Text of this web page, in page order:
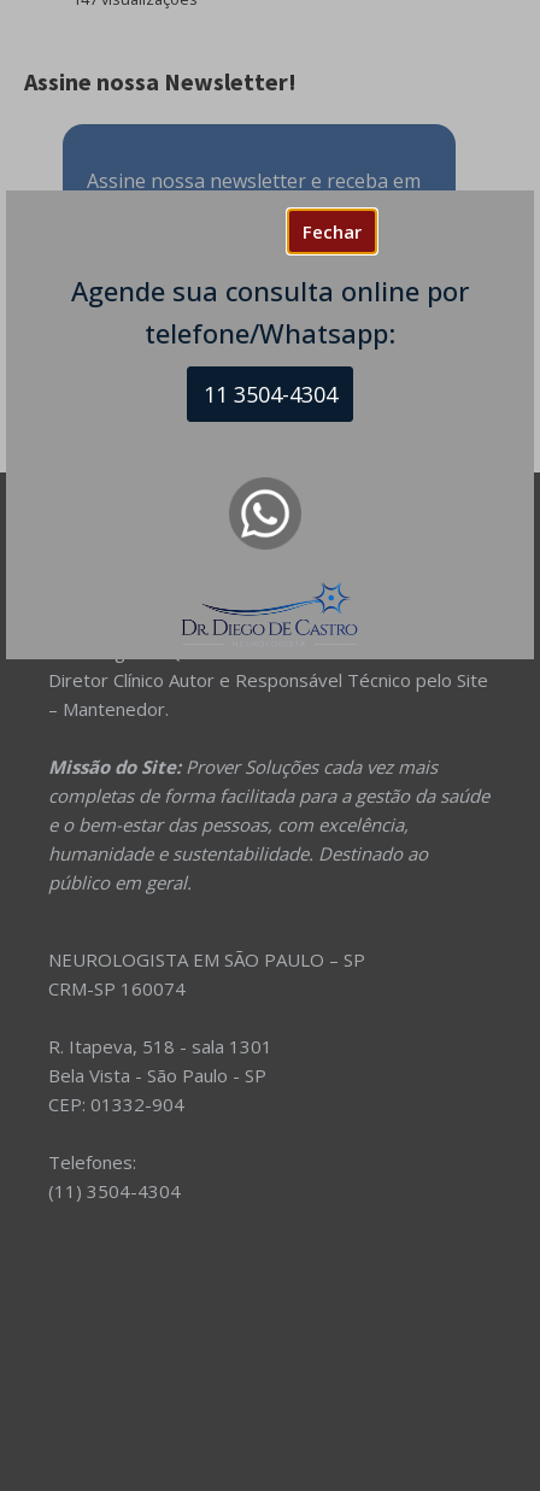
Fechar
Agende sua consulta online por
telefone/Whatsapp:
11 3504-4304
Assine nossa Newsletter!
Assine nossa newsletter e receba em
seu e-mail todos os nossos novos
DR DIEGO DE CASTRO
Neurofisiologia clínica - RQE 74154
Diretor Clínico Autor e Responsável Técnico pelo Site
– Mantenedor.
Missão do Site:Prover Soluções cada vez mais
completas de forma facilitada para a gestão da saúde
e o bem-estar das pessoas, com excelência,
humanidade e sustentabilidade. Destinado ao
público em geral.
NEUROLOGISTA EM SÃO PAULO – SP
CRM-SP 160074
R. Itapeva, 518 - sala 1301
Bela Vista - São Paulo - SP
CEP: 01332-904
Telefones:
(11) 3504-4304